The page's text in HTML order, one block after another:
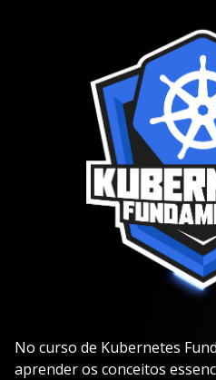
No curso de Kubernetes
aprender os conceitos